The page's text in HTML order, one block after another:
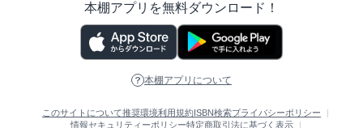
本棚アプリを無料ダウンロード！
本棚アプリについて
このサイトについて推奨環境利用規約ISBN検索プライバシーポリシー
情報セキュリティーポリシー特定商取引法に基づく表示